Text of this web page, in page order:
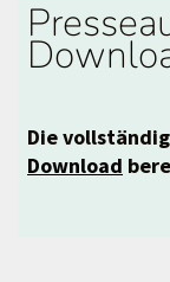
Die
Download